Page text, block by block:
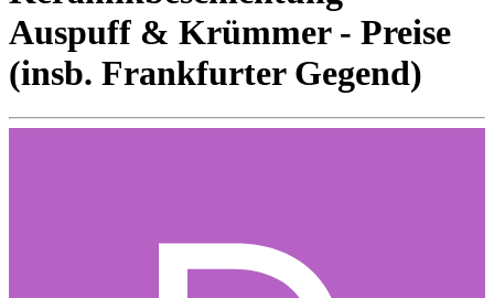
Auspuff & Krümmer - Preise
(insb. Frankfurter Gegend)